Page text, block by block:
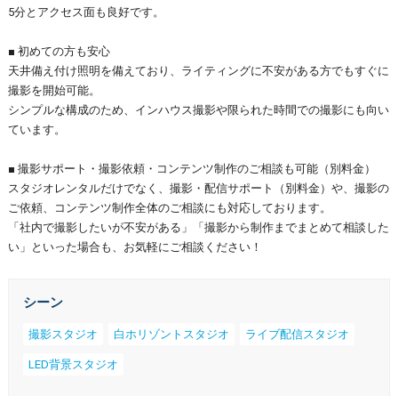
5分とアクセス面も良好です。
■ 初めての方も安心
天井備え付け照明を備えており、ライティングに不安がある方でもすぐに
撮影を開始可能。
シンプルな構成のため、インハウス撮影や限られた時間での撮影にも向い
ています。
■ 撮影サポート・撮影依頼・コンテンツ制作のご相談も可能（別料金）
スタジオレンタルだけでなく、撮影・配信サポート（別料金）や、撮影の
ご依頼、コンテンツ制作全体のご相談にも対応しております。
「社内で撮影したいが不安がある」「撮影から制作までまとめて相談した
い」といった場合も、お気軽にご相談ください！
シーン
撮影スタジオ 白ホリゾントスタジオ ライブ配信スタジオ
LED背景スタジオ